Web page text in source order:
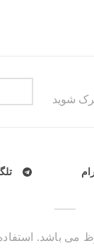
شوید
استفاده